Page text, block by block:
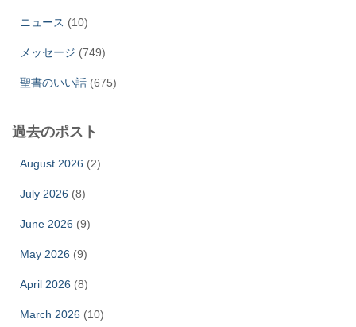
ニュース (10)
メッセージ (749)
聖書のいい話 (675)
過去のポスト
August 2026 (2)
July 2026 (8)
June 2026 (9)
May 2026 (9)
April 2026 (8)
March 2026 (10)